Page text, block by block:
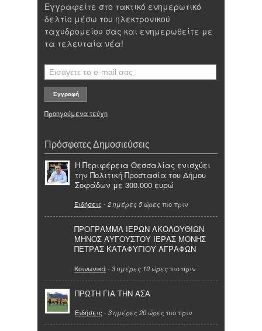
Εγγραφείτε στο τακτικό ενημερωτικό
δελτίο μέσω του ηλεκτρονικού
ταχυδρομείου σας και ενημερωθείτε με
τα τελευταία νέα!
Προηγούμενα τεύχη
Πρόσφατες Δημοσιεύσεις
Η Περιφέρεια Θεσσαλίας ενισχύει
την Πολιτική Προστασία του Δήμου
Σοφάδων με 300.000 ευρώ
Ειδήσεις - 2 ημέρες 5 ώρες πιο πριν
ΠΡΟΓΡΑΜΜΑ ΙΕΡΩΝ ΑΚΟΛΟΥΘΙΩΝ
ΜΗΝΟΣ ΑΥΓΟΥΣΤΟΥ ΙΕΡΑΣ ΜΟΝΗΣ
ΠΕΤΡΑΣ ΚΑΤΑΦΥΓΙΟΥ ΑΓΡΑΦΩΝ
Κοινωνικά- 3 ημέρες 10 ώρες πιο πριν
ΠΡΩΤΗ ΓΙΑ ΤΗΝ ΑΣΑ
Ειδήσεις - 3 ημέρες 20 ώρες πιο πριν